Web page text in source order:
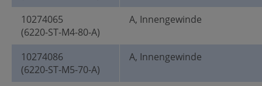
10274065
(6220-ST-M4-80-A)
A, Innengewinde
10274086
(6220-ST-M5-70-A)
A, Innengewinde